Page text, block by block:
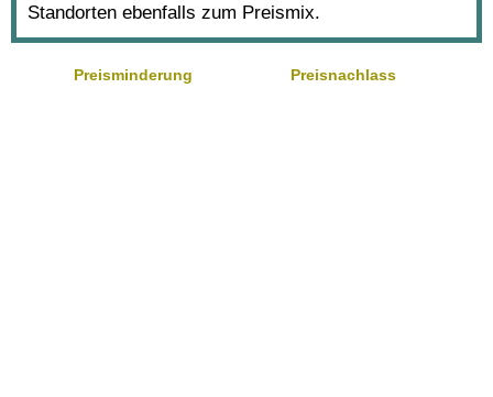
Standorten ebenfalls zum Preismix.
Preisminderung Preisnachlass